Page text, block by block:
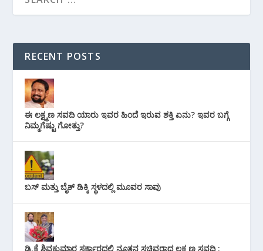
RECENT POSTS
ಈ ಲಕ್ಷ್ಮಣ ಸವದಿ ಯಾರು ಇವರ ಹಿಂದೆ ಇರುವ ಶಕ್ತಿ ಏನು? ಇವರ ಬಗ್ಗೆ
ನಿಮ್ಮಗೆಷ್ಟು ಗೋತ್ತು?
ಬಸ್ ಮತ್ತು ಬೈಕ್ ಡಿಕ್ಕಿ ಸ್ಥಳದಲ್ಲಿ ಮೂವರ ಸಾವು
ಡಿ.ಕೆ ಶಿವಕುಮಾರ ಸರ್ಕಾರದಲ್ಲಿ ನೂತನ ಸಚಿವರಾದ ಲಕ್ಷ್ಮಣ ಸವದಿ :